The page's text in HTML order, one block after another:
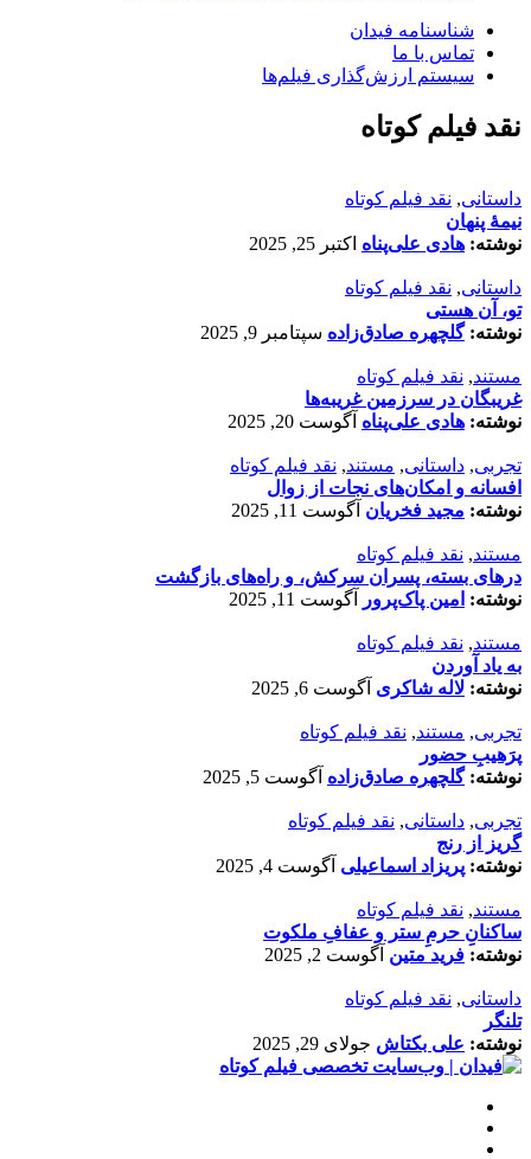
شناسنامه فیدان
تماس با ما
سیستم ارزش‌گذاری فیلم‌ها
نقد فیلم کوتاه
داستانی, نقد فیلم کوتاه
نیمۀ پنهان
نوشته: هادی علی‌پناه اکتبر 25, 2025
داستانی, نقد فیلم کوتاه
تو، آن هستی
نوشته:گلچهره صادق‌زاده سپتامبر 9, 2025
مستند, نقد فیلم کوتاه
غریبگان در سرزمین غریبه‌ها
نوشته: هادی علی‌پناه آگوست 20, 2025
تجربی, داستانی, مستند, نقد فیلم کوتاه
افسانه‌ و امکان‌های نجات از زوال
نوشته: مجید فخریان آگوست 11, 2025
مستند, نقد فیلم کوتاه
درهای بسته، پسران سرکش، و راه‌های بازگشت
نوشته: امین پاک‌پرور آگوست 11, 2025
مستند, نقد فیلم کوتاه
به یاد آوردن
نوشته: لاله شاکری آگوست 6, 2025
تجربی, مستند, نقد فیلم کوتاه
پرَهیب‌ِ حضور
نوشته:گلچهره صادق‌زاده آگوست 5, 2025
تجربی, داستانی, نقد فیلم کوتاه
گریز از رنج
نوشته: پریزاد اسماعیلی آگوست 4, 2025
مستند, نقد فیلم کوتاه
ساکنانِ حرمِ ستر و عفافِ ملکوت
نوشته: فرید متین آگوست 2, 2025
داستانی, نقد فیلم کوتاه
تلنگر
نوشته: علی بکتاش جولای 29, 2025